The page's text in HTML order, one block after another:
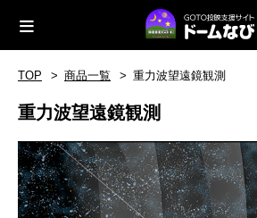
TOP 商品一覧 重力波望遠鏡観測
重力波望遠鏡観測